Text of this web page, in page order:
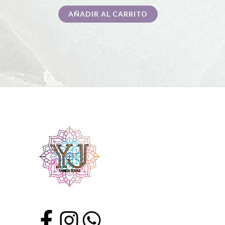
AÑADIR AL CARRITO